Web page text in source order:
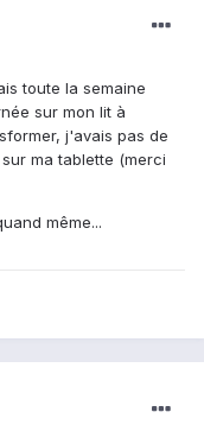
toute la semaine
sur mon lit à
j'avais pas de
ma tablette (merci
même...